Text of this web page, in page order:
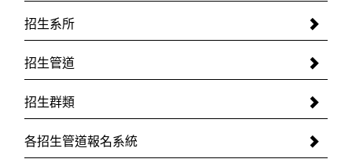
招生系所
招生管道
招生群類
各招生管道報名系統